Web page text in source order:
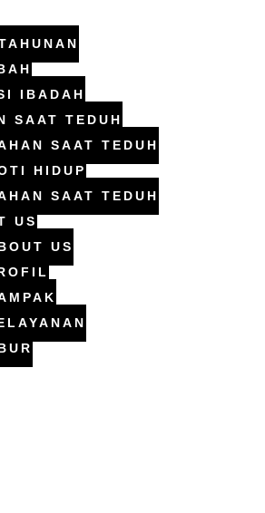
IBADAH
SAAT TEDUH
SAAT TEDUH
HIDUP
SAAT TEDUH
US
US